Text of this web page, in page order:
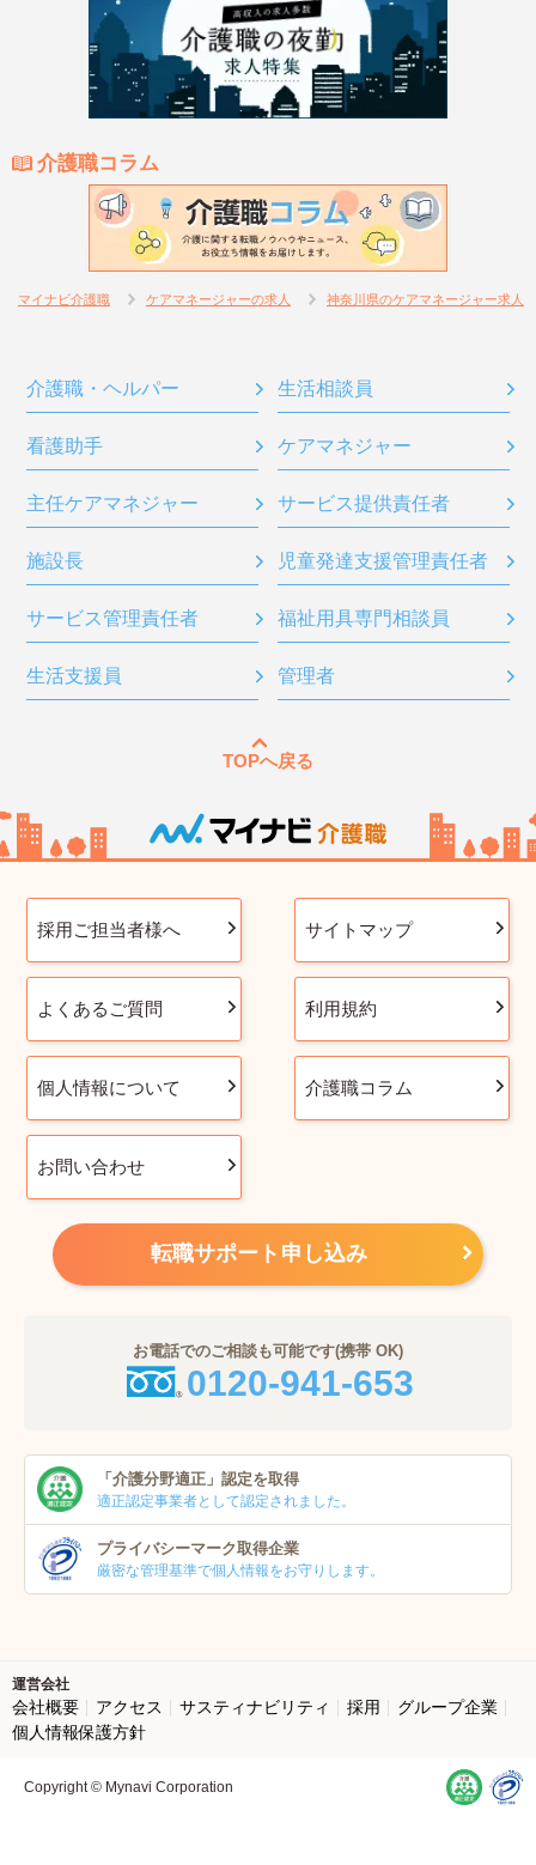
介護職コラム
マイナビ介護職 ケアマネージャーの求人 神奈川県のケアマネージャー求人
介護職・ヘルパー 生活相談員
看護助手 ケアマネジャー
主任ケアマネジャー サービス提供責任者
施設長 児童発達支援管理責任者
サービス管理責任者 福祉用具専門相談員
生活支援員 管理者
TOPへ戻る
採用ご担当者様へ サイトマップ
よくあるご質問 利用規約
個人情報について 介護職コラム
お問い合わせ
転職サポート申し込み
お電話でのご相談も可能です(携帯 OK)
0120-941-653
「介護分野適正」 認定を取得
適正認定事業者として認定されました。
プライバシーマーク取得企業
厳密な管理基準で個人情報をお守りします。
運営会社
会社概要 アクセス サスティナビリティ 採用
グループ企業
個人情報保護方針
Copyright © Mynavi Corporation